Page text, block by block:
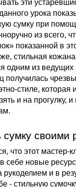
эти
урока
сумку при
из всего,
показанной в
стильная
одним из
получилась
стиле,
и на прогулку,
своими
что этот мастер-
себе новые
рукоделием и в
- стильную